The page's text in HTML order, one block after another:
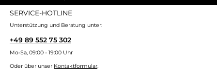
SERVICE-HOTLINE
Unterstützung und Beratung unter:
+49 89 552 75 302
Mo-Sa, 09:00 - 19:00 Uhr
Oder über unser Kontaktformular.